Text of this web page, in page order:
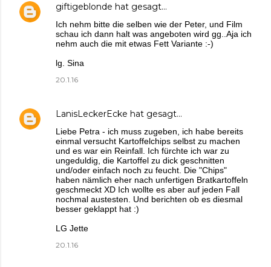
giftigeblonde hat gesagt…
Ich nehm bitte die selben wie der Peter, und Film
schau ich dann halt was angeboten wird gg..Aja ich
nehm auch die mit etwas Fett Variante :-)
lg. Sina
20.1.16
LanisLeckerEcke hat gesagt…
Liebe Petra - ich muss zugeben, ich habe bereits
einmal versucht Kartoffelchips selbst zu machen
und es war ein Reinfall. Ich fürchte ich war zu
ungeduldig, die Kartoffel zu dick geschnitten
und/oder einfach noch zu feucht. Die "Chips"
haben nämlich eher nach unfertigen Bratkartoffeln
geschmeckt XD Ich wollte es aber auf jeden Fall
nochmal austesten. Und berichten ob es diesmal
besser geklappt hat :)
LG Jette
20.1.16